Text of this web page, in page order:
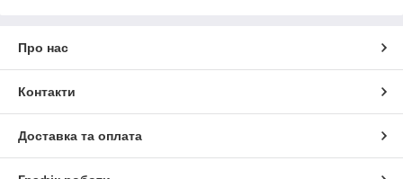
Про нас
Контакти
Доставка та оплата